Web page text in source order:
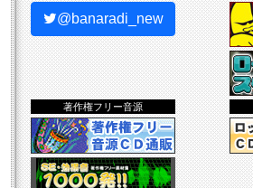
@banaradi_new
著作権フリー音源